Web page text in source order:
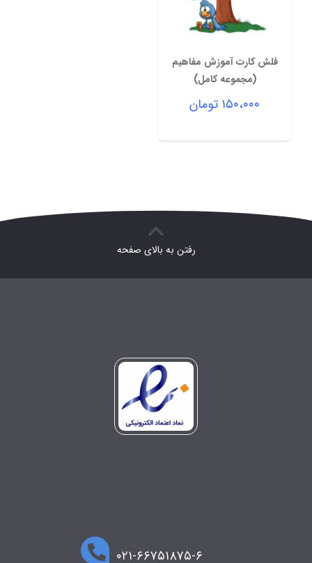
فلش کارت آموزش مفاهیم
(مجموعه کامل)
۱۵۰،۰۰۰ تومان
رفتن به بالای صفحه
۰۲۱-۶۶۷۵۱۸۷۵-۶